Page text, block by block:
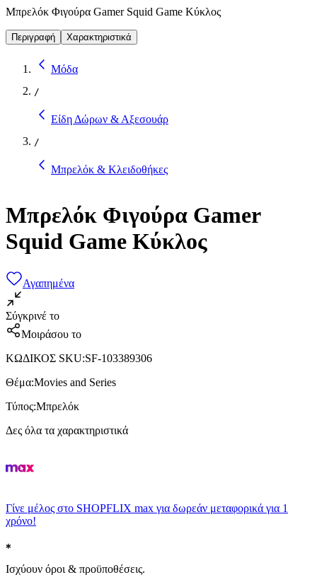
Μπρελόκ Φιγούρα Gamer Squid Game Κύκλος
Περιγραφή Χαρακτηριστικά
Μόδα
/
Είδη Δώρων & Αξεσουάρ
/
Μπρελόκ & Κλειδοθήκες
Μπρελόκ Φιγούρα Gamer
Squid Game Κύκλος
Αγαπημένα
Σύγκρινέ το
Μοιράσου το
ΚΩΔΙΚΟΣ SKU:SF-103389306
Θέμα:Movies and Series
Τύπος:Μπρελόκ
Δες όλα τα χαρακτηριστικά
Γίνε μέλος στο SHOPFLIX max για δωρεάν μεταφορικά για 1
χρόνο!
Ισχύουν όροι & προϋποθέσεις.